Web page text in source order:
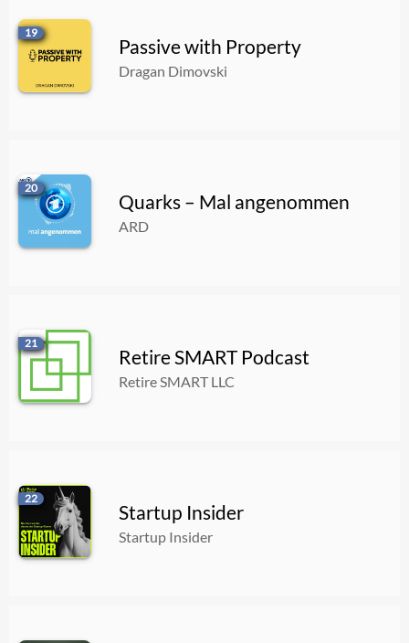
19
Passive with Property
Dragan Dimovski
20
Quarks – Mal angenommen
ARD
21
Retire SMART Podcast
Retire SMART LLC
22
Startup Insider
Startup Insider